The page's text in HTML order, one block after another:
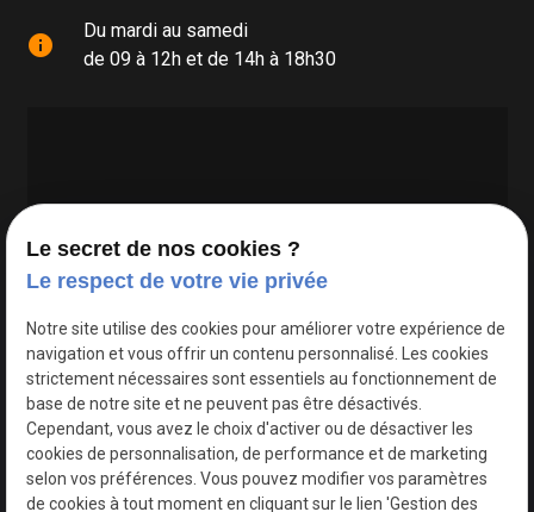
info
Du mardi au samedi
de 09 à 12h et de 14h à 18h30
Google Maps Search API est désactivé.
Le secret de nos cookies ?
Le respect de votre vie privée
Notre site utilise des cookies pour améliorer votre expérience de
navigation et vous offrir un contenu personnalisé. Les cookies
strictement nécessaires sont essentiels au fonctionnement de
base de notre site et ne peuvent pas être désactivés.
Cependant, vous avez le choix d'activer ou de désactiver les
cookies de personnalisation, de performance et de marketing
selon vos préférences. Vous pouvez modifier vos paramètres
de cookies à tout moment en cliquant sur le lien 'Gestion des